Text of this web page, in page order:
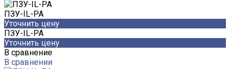
ПЗУ-IL-PA
Уточнить цену
ПЗУ-IL-PA
Уточнить цену
В сравнение
В сравнении